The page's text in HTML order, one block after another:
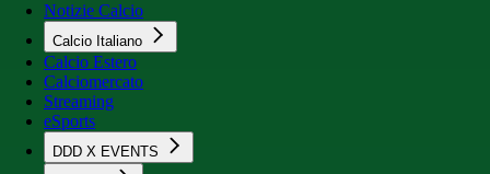
Notizie Calcio
Calcio Italiano
Calcio Estero
Calciomercato
Streaming
eSports
DDD X EVENTS